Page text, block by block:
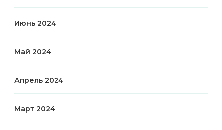
Июнь 2024
Май 2024
Апрель 2024
Март 2024